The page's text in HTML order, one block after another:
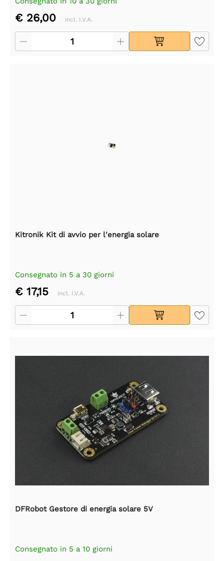
€ 26,00 incl. I.V.A.
Kitronik Kit di avvio per l'energia solare
Consegnato in 5 a 30 giorni
€ 17,15 incl. I.V.A.
DFRobot Gestore di energia solare 5V
Consegnato in 5 a 10 giorni